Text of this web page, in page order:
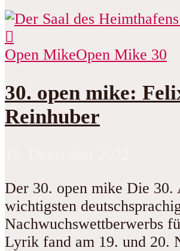
Open MikeOpen Mike 30
30. open mike:
Reinhuber
Der 30. open mike Die 30.
wichtigsten
Nachwuchswettberwerbs
Lyrik fand am 19. und 20.